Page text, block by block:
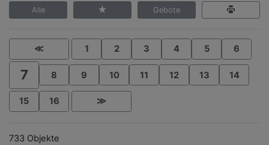
Alle Gebote
≪ 1 2 3 4 5 6
7 8 9 10 11 12 13 14
15 16 ≫
733 Objekte